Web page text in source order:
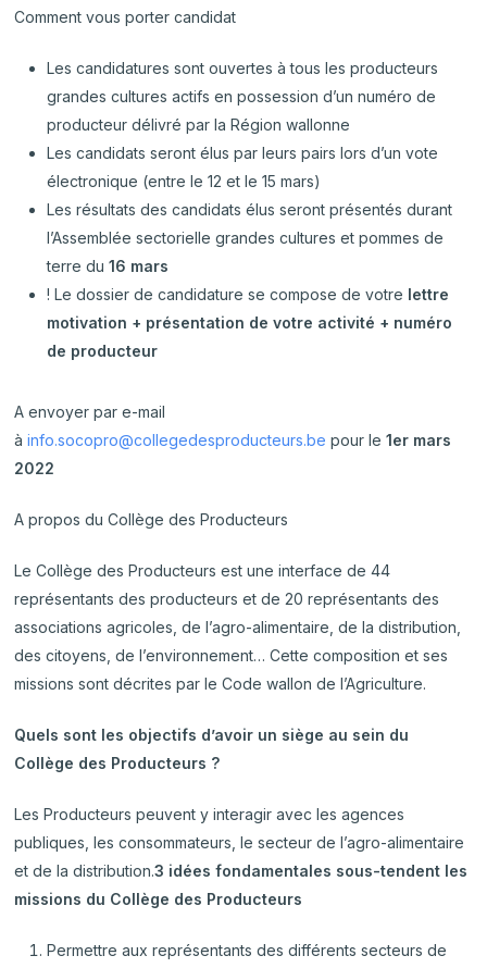
Comment vous porter candidat
Les candidatures sont ouvertes à tous les producteurs
grandes cultures actifs en possession d’un numéro de
producteur délivré par la Région wallonne
Les candidats seront élus par leurs pairs lors d’un vote
électronique (entre le 12 et le 15 mars)
Les résultats des candidats élus seront présentés durant
l’Assemblée sectorielle grandes cultures et pommes de
terre du16 mars
! Le dossier de candidature se compose de votre lettre
motivation + présentation de votre activité + numéro
de producteur
A envoyer par e-mail
àinfo.socopro@collegedesproducteurs.be pour le1er mars
2022
A propos du Collège des Producteurs
Le Collège des Producteurs est une interface de 44
représentants des producteurs et de 20 représentants des
associations agricoles, de l’agro-alimentaire, de la distribution,
des citoyens, de l’environnement… Cette composition et ses
missions sont décrites par le Code wallon de l’Agriculture.
Quels sont les objectifs d’avoir un siège au sein du
Collège des Producteurs ?
Les Producteurs peuvent y interagir avec les agences
publiques, les consommateurs, le secteur de l’agro-alimentaire
et de la distribution.3 idées fondamentales sous-tendent les
missions du Collège des Producteurs
Permettre aux représentants des différents secteurs de